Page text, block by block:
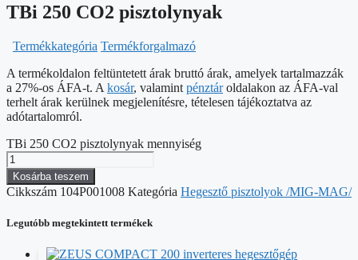
TBi 250 CO2 pisztolynyak
Termékkategória Termékforgalmazó
A termékoldalon feltüntetett árak bruttó árak, amelyek tartalmazzák
a 27%-os ÁFA-t. A kosár, valamint pénztároldalakon az ÁFA-val
terhelt árak kerülnek megjelenítésre, tételesen tájékoztatva az
adótartalomról.
TBi 250 CO2 pisztolynyak mennyiség
Kosárba teszem
Cikkszám 104P001008 Kategória Hegesztő pisztolyok /MIG-MAG/
Legutóbb megtekintett termékek